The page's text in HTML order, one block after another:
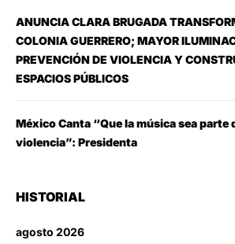
ANUNCIA CLARA BRUGADA
COLONIA GUERRERO; MAYOR
PREVENCIÓN DE VIOLENCIA Y
ESPACIOS PÚBLICOS
México Canta “Que la música sea parte
violencia”: Presidenta
HISTORIAL
agosto 2026